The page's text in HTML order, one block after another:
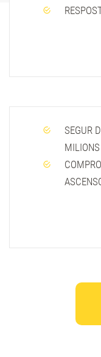
SEGUR
MILIONS